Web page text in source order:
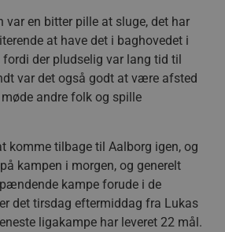
var en bitter pille at sluge, det har
at have det i baghovedet i
der pludselig var lang tid til
var det også godt at være afsted
andre folk og spille
komme tilbage til Aalborg igen, og
kampen i morgen, og generelt
kampe forude i de
det tirsdag eftermiddag fra Lukas
ligakampe har leveret 22 mål.